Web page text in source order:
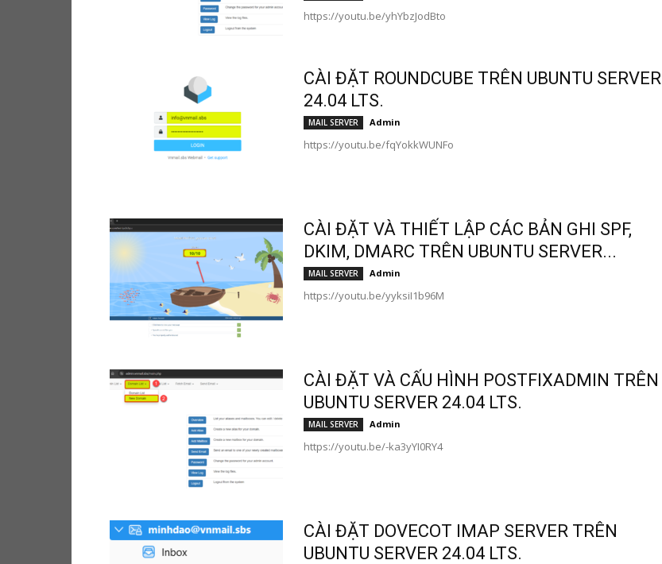
https://youtu.be/yhYbzJodBto
CÀI ĐẶT ROUNDCUBE TRÊN UBUNTU SERVER
24.04 LTS.
MAIL SERVER Admin
https://youtu.be/fqYokkWUNFo
CÀI ĐẶT VÀ THIẾT LẬP CÁC BẢN GHI SPF,
DKIM, DMARC TRÊN UBUNTU SERVER...
MAIL SERVER Admin
https://youtu.be/yyksiI1b96M
CÀI ĐẶT VÀ CẤU HÌNH POSTFIXADMIN TRÊN
UBUNTU SERVER 24.04 LTS.
MAIL SERVER Admin
https://youtu.be/-ka3yYI0RY4
CÀI ĐẶT DOVECOT IMAP SERVER TRÊN
UBUNTU SERVER 24.04 LTS.